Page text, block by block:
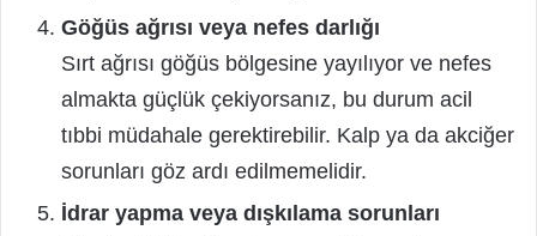
Göğüs ağrısı veya nefes darlığı
Sırt ağrısı göğüs bölgesine yayılıyor ve nefes
almakta güçlük çekiyorsanız, bu durum acil
tıbbi müdahale gerektirebilir. Kalp ya da akciğer
sorunları göz ardı edilmemelidir.
İdrar yapma veya dışkılama sorunları